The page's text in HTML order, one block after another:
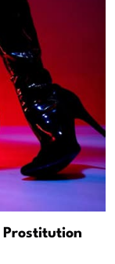
Prostitution